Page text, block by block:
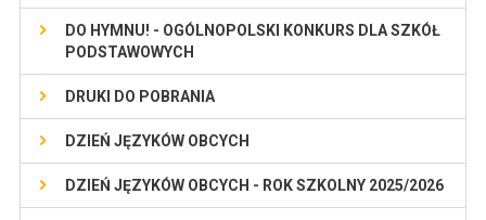
DO HYMNU! - OGÓLNOPOLSKI KONKURS DLA SZKÓŁ
PODSTAWOWYCH
DRUKI DO POBRANIA
DZIEŃ JĘZYKÓW OBCYCH
DZIEŃ JĘZYKÓW OBCYCH - ROK SZKOLNY 2025/2026